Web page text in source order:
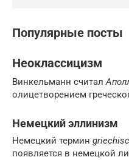
Популярные посты
Неоклассицизм
Винкельманн считал
олицетворением
Немецкий эллинизм
Немецкий термин
появляется в немецкой